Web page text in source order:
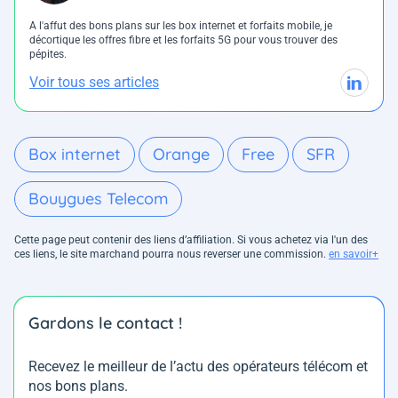
A l'affut des bons plans sur les box internet et forfaits mobile, je
décortique les offres fibre et les forfaits 5G pour vous trouver des
pépites.
Voir tous ses articles
Box internet Orange Free SFR
Bouygues Telecom
Cette page peut contenir des liens d’affiliation. Si vous achetez via l'un des
ces liens, le site marchand pourra nous reverser une commission. en savoir+
Gardons le contact !
Recevez le meilleur de l’actu des opérateurs télécom et
nos bons plans.